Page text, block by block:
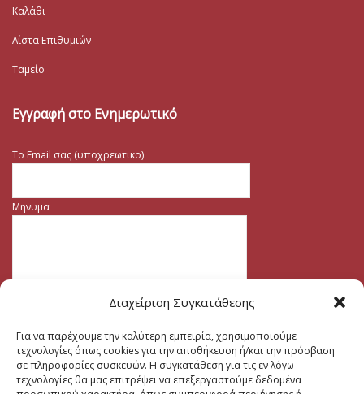
Διαχείριση Συγκατάθεσης
Για να παρέχουμε την καλύτερη εμπειρία, χρησιμοποιούμε
τεχνολογίες όπως cookies για την αποθήκευση ή/και την πρόσβαση
σε πληροφορίες συσκευών. Η συγκατάθεση για τις εν λόγω
τεχνολογίες θα μας επιτρέψει να επεξεργαστούμε δεδομένα
Καλάθι
Λίστα Επιθυμιών
Ταμείο
Εγγραφή στο Ενημερωτικό
Το Email σας (υποχρεωτικο)
Μηνυμα